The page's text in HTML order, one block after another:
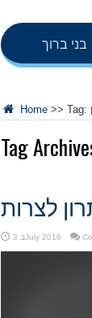
בני ברוך
Home >> Tag:
Tag
לצרות
3 בJuly 2016